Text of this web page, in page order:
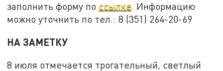
заполнить форму по ссылке. Информацию
можно уточнить по тел.: 8 (351) 264-20-69
НА ЗАМЕТКУ
8 июля отмечается трогательный, светлый